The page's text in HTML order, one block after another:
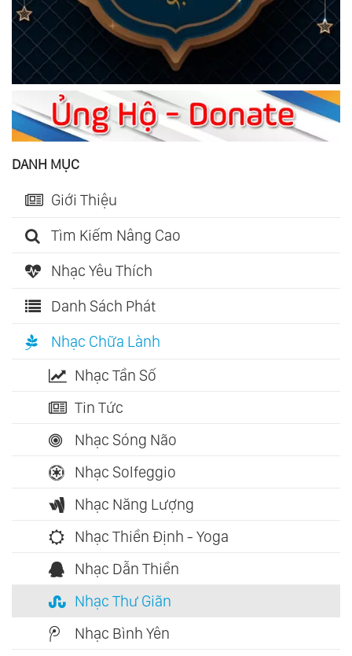
DANH MỤC
Giới Thiệu
Tìm Kiếm Nâng Cao
Nhạc Yêu Thích
Danh Sách Phát
Nhạc Chữa Lành
Nhạc Tần Số
Tin Tức
Nhạc Sóng Não
Nhạc Solfeggio
Nhạc Năng Lượng
Nhạc Thiền Định - Yoga
Nhạc Dẫn Thiền
Nhạc Thư Giãn
Nhạc Bình Yên